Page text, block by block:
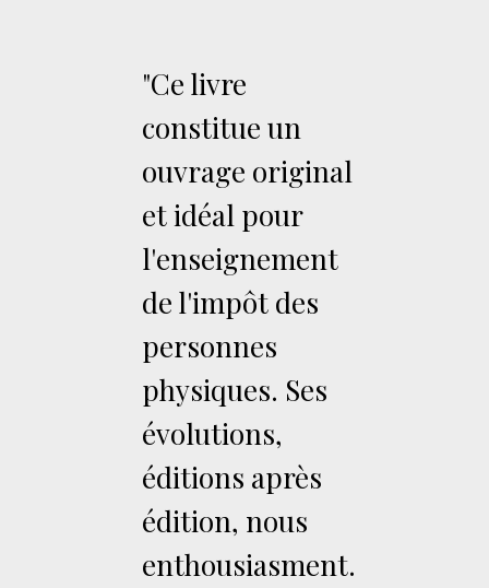
"Ce livre
constitue un
ouvrage original
et idéal pour
l'enseignement
de l'impôt des
personnes
physiques. Ses
évolutions,
éditions après
édition, nous
enthousiasment.